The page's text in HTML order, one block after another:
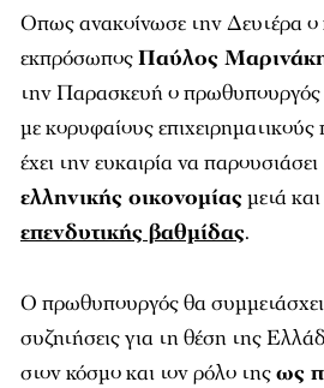
Οπως ανακοίνωσε την Δευτέρα ο
εκπρόσωποςΠαύλος
την Παρασκευή ο πρωθυπουργός
με κορυφαίους
έχει την ευκαιρία να παρουσιάσει
ελληνικής οικονομίαςμετά
επενδυτικής βαθμίδας.
Ο πρωθυπουργός θα
συζητήσεις για τη θέση της
στον κόσμο και τον ρόλο τηςως